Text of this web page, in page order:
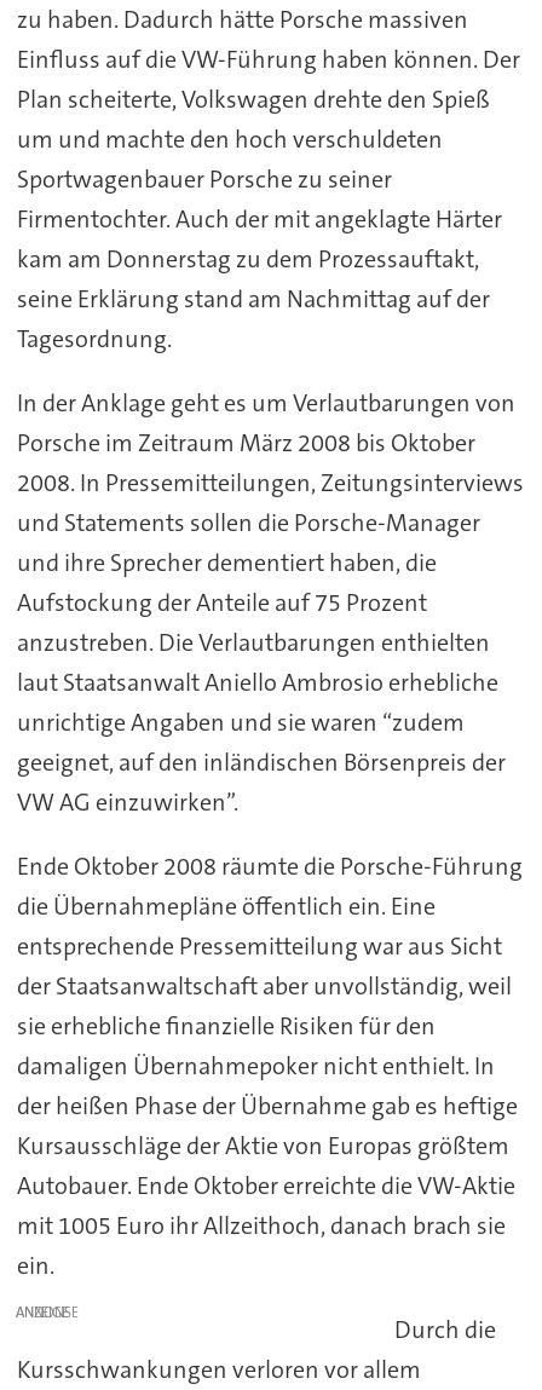
zu haben. Dadurch hätte Porsche massiven
Einfluss auf die VW-Führung haben können. Der
Plan scheiterte, Volkswagen drehte den Spieß
um und machte den hoch verschuldeten
Sportwagenbauer Porsche zu seiner
Firmentochter. Auch der mit angeklagte Härter
kam am Donnerstag zu dem Prozessauftakt,
seine Erklärung stand am Nachmittag auf der
Tagesordnung.
In der Anklage geht es um Verlautbarungen von
Porsche im Zeitraum März 2008 bis Oktober
2008. In Pressemitteilungen, Zeitungsinterviews
und Statements sollen die Porsche-Manager
und ihre Sprecher dementiert haben, die
Aufstockung der Anteile auf 75 Prozent
anzustreben. Die Verlautbarungen enthielten
laut Staatsanwalt Aniello Ambrosio erhebliche
unrichtige Angaben und sie waren “zudem
geeignet, auf den inländischen Börsenpreis der
VW AG einzuwirken”.
Ende Oktober 2008 räumte die Porsche-Führung
die Übernahmepläne öffentlich ein. Eine
entsprechende Pressemitteilung war aus Sicht
der Staatsanwaltschaft aber unvollständig, weil
sie erhebliche finanzielle Risiken für den
damaligen Übernahmepoker nicht enthielt. In
der heißen Phase der Übernahme gab es heftige
Kursausschläge der Aktie von Europas größtem
Autobauer. Ende Oktober erreichte die VW-Aktie
mit 1005 Euro ihr Allzeithoch, danach brach sie
ein.
ANZEIGE
Durch die
Kursschwankungen verloren vor allem